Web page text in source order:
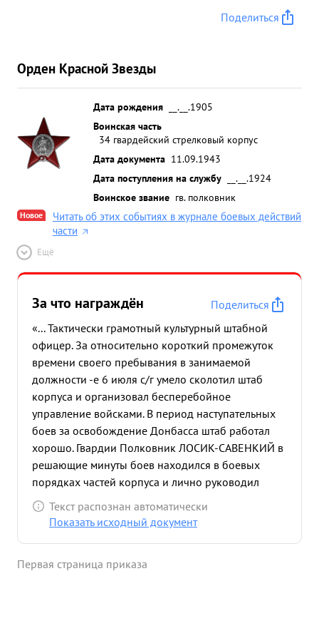
Поделиться
Орден Красной Звезды
Дата рождения
__.__.1905
Воинская часть
34 гвардейский стрелковый корпус
Дата документа 11.09.1943
Дата поступления на службу
__.__.1924
Воинское звание гв. полковник
Новое
Читать об этих событиях в журнале боевых действий
части
Ещё
За что награждён
Поделиться
«... Тактически грамотный культурный штабной
офицер. За относительно короткий промежуток
времени своего пребывания в занимаемой
должности -е 6 июля с/г умело сколотил штаб
корпуса и организовал бесперебойное
управление войсками. В период наступательных
боев за освобождение Донбасса штаб работал
хорошо. Гвардии Полковник ЛОСИК-САВЕНКИЙ в
решающие минуты боев находился в боевых
порядках частей корпуса и лично руководил
работой подчиненных штабов обеспечивая
организ цию взаимодействие родов войск. в
беспрекословного выполнения приказов. ...»
Текст распознан автоматически
Показать исходный документ
Первая страница приказа